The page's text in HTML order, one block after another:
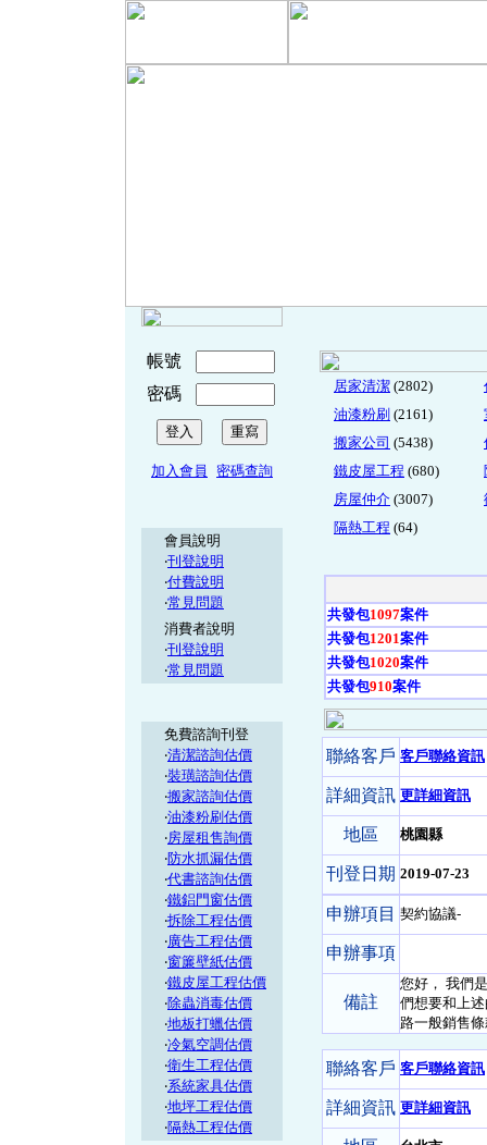
帳號
密碼
加入會員 密碼查詢
會員說明
‧刊登說明
‧付費說明
‧常見問題
消費者說明
‧刊登說明
‧常見問題
免費諮詢刊登
‧清潔諮詢估價
‧裝璜諮詢估價
‧搬家諮詢估價
‧油漆粉刷估價
‧房屋租售詢價
‧防水抓漏估價
‧代書諮詢估價
‧鐵鋁門窗估價
‧拆除工程估價
‧廣告工程估價
‧窗簾壁紙估價
‧鐵皮屋工程估價
‧除蟲消毒估價
‧地板打蠟估價
‧冷氣空調估價
‧衛生工程估價
‧系統家具估價
‧地坪工程估價
‧隔熱工程估價
居家清潔 (2802)
油漆粉刷 (2161)
搬家公司 (5438)
鐵皮屋工程 (680)
房屋仲介 (3007)
隔熱工程 (64)
共發包1097案件
共發包1201案件
共發包1020案件
共發包910案件
聯絡客戶 客戶聯絡資訊
詳細資訊 更詳細資訊
地區 桃園縣
刊登日期 2019-07-23
申辦項目 契約協議-
申辦事項
備註
您好， 我們
們想要和上
路一般銷售
聯絡客戶 客戶聯絡資訊
詳細資訊 更詳細資訊